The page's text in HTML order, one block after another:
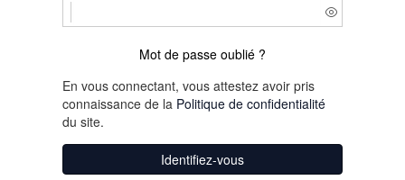
Mot de passe oublié ?
En vous connectant, vous attestez avoir pris
connaissance de la Politique de confidentialité
du site.
Identifiez-vous